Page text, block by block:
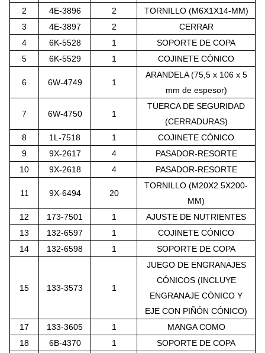
2
4E-3896 2
TORNILLO (M6X1X14-MM)
3
4E-3897 2
CERRAR
4
6K-5528 1
SOPORTE DE COPA
5
6K-5529 1 COJINETE CÓNICO
6 6W-4749 1
ARANDELA (75,5 x 106 x 5
mm de espesor)
7 6W-4750 1
TUERCA DE SEGURIDAD
(CERRADURAS)
8
1L-7518 1
COJINETE CÓNICO
9
9X-2617 4
PASADOR-RESORTE
10
9X-2618 4 PASADOR-RESORTE
11 9X-6494 20
TORNILLO (M20X2.5X200-
MM)
12
173-7501 1
AJUSTE DE NUTRIENTES
13
132-6597 1
COJINETE CÓNICO
14
132-6598 1 SOPORTE DE COPA
15 133-3573 1
JUEGO DE ENGRANAJES
CÓNICOS (INCLUYE
ENGRANAJE CÓNICO Y
EJE CON PIÑÓN CÓNICO)
17
133-3605 1
MANGA COMO
18
6B-4370 1
SOPORTE DE COPA